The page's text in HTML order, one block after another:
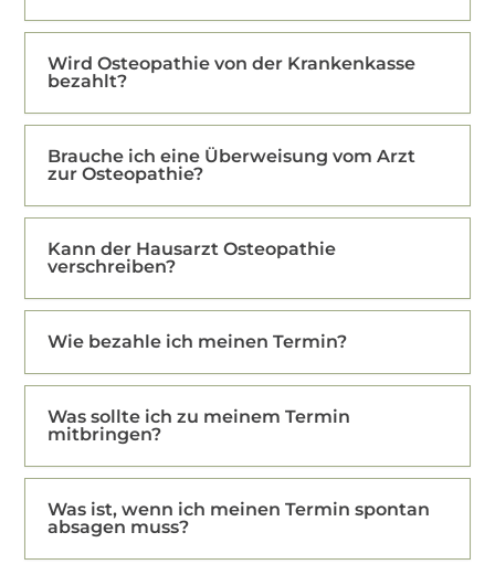
Wird Osteopathie von der Krankenkasse
bezahlt?
Brauche ich eine Überweisung vom Arzt
zur Osteopathie?
Kann der Hausarzt Osteopathie
verschreiben?
Wie bezahle ich meinen Termin?
Was sollte ich zu meinem Termin
mitbringen?
Was ist, wenn ich meinen Termin spontan
absagen muss?